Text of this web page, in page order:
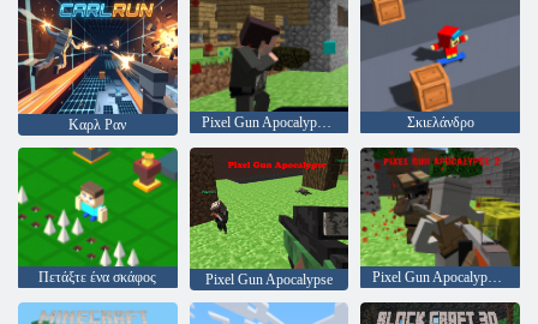
Καρλ Ραν Pixel Gun Apocalypse 3 Σκιελάνδρο
Πετάξτε ένα σκάφος Pixel Gun Apocalypse Pixel Gun Apocalypse 2